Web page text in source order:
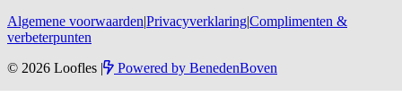
Algemene voorwaarden|Privacyverklaring|Complimenten &
verbeterpunten
© 2026 Loofles | Powered by BenedenBoven